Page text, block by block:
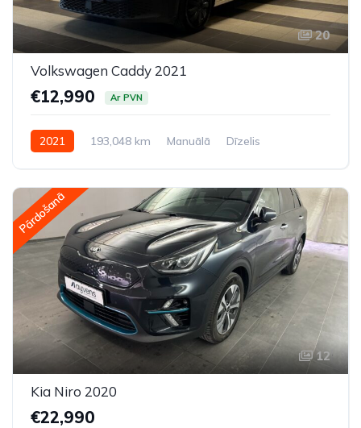
20
Volkswagen Caddy 2021
€12,990 Ar PVN
2021 193,048 km Manuālā
Dīzelis
Pārdošanā
12
Kia Niro 2020
€22,990